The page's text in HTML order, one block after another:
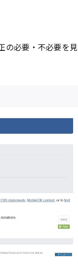
の必要・不必要を見